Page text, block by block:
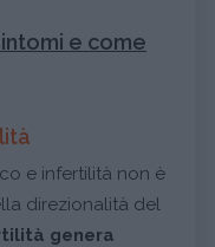
e come
e infertilità non è
direzionalità del
genera